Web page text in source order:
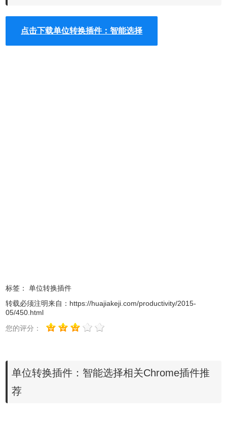
中启动单位自动转换的功能，智能选择插件的下载地址可以
智能选择的注意事项
的单位包括但不限于常见外币、英制重量、英尺、华氏温
度、油耗。
点击下载单位转换插件：智能选择
标签：
单位转换插件
转载必须注明来自： https://huajiakeji.com/productivity/2015-
05/450.html
您的评分：
单位转换插件：智能选择相关Chrome插件推
荐